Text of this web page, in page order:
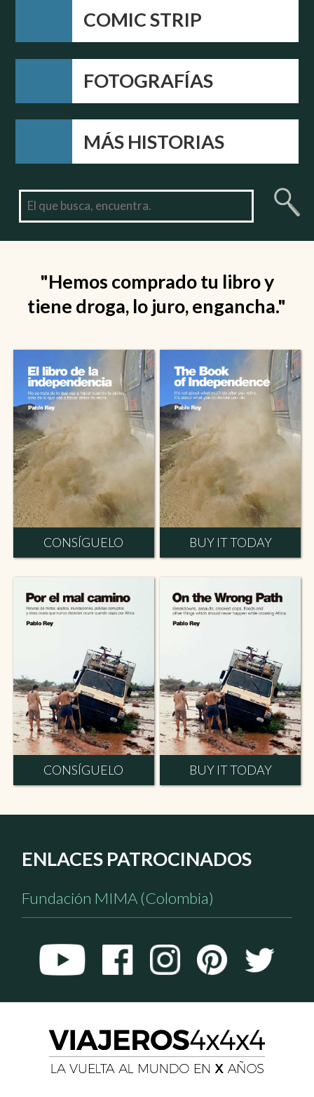
COMIC STRIP
FOTOGRAFÍAS
MÁS HISTORIAS
"Hemos comprado tu libro y
tiene droga, lo juro, engancha."
CONSÍGUELO BUY IT TODAY
CONSÍGUELO BUY IT TODAY
ENLACES PATROCINADOS
Fundación MIMA (Colombia)